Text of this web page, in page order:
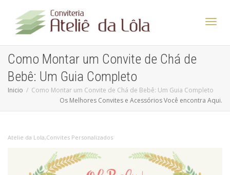
Como Montar um Convite de Chá de
Bebê: Um Guia Completo
Inicio
Como Montar um Convite de Chá de Bebê: Um Guia Completo
Os Melhores Convites e Acessórios Você encontra Aqui.
Atelie da Lola,Convites Personalizados